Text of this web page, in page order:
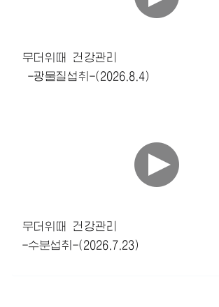
무더위때 건강관리
-광물질섭취-(2026.8.4)
무더위때 건강관리
-수분섭취-(2026.7.23)